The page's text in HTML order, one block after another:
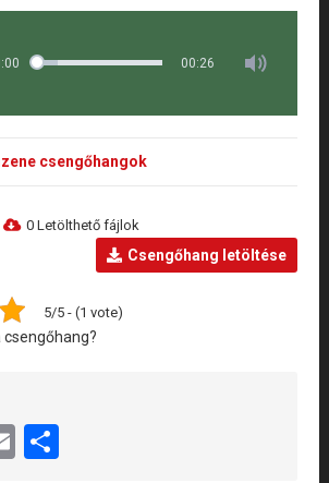
00:26
csengőhangok
0 Letölthető fájlok
Csengőhang letöltése
5/5 - (1 vote)
EmailShare